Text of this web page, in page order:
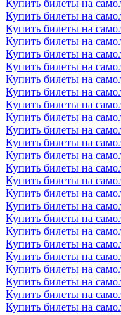
Купить билеты на
Купить билеты на
Купить билеты на
Купить билеты на
Купить билеты на
Купить билеты на
Купить билеты на
Купить билеты на
Купить билеты на
Купить билеты на
Купить билеты на
Купить билеты на
Купить билеты на
Купить билеты на
Купить билеты на
Купить билеты на
Купить билеты на
Купить билеты на
Купить билеты на
Купить билеты на
Купить билеты на
Купить билеты на
Купить билеты на
Купить билеты на
Купить билеты на